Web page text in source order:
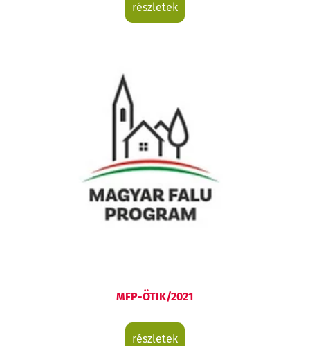
részletek
MFP-ÖTIK/2021
részletek